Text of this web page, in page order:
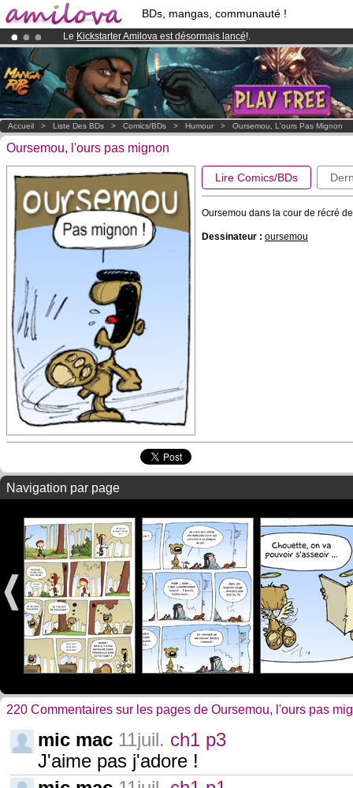
BDs, mangas, communauté !
Le Kickstarter Amilova est désormais lancé!.
Déjà 134393membreset 1208BDs & Mangas!
Abonnement premium: à partir de
3.95 eurospar mois !Clique ici
Accueil > Liste Des BDs > Comics/BDs > Humour > Oursemou, L'ours Pas Mignon
Oursemou, l'ours pas mignon
Lire Comics/BDs
Oursemou dans la cour de récré
Dessinateur : oursemou
Navigation par page
220 Commentaires sur les pages de Oursemou, l'ours pas
mic mac 11juil. ch1 p3
J'aime pas j'adore !